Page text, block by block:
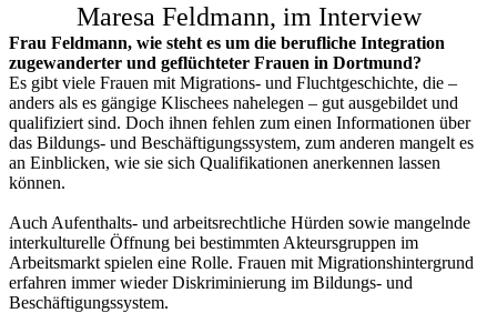
Maresa Feldmann, im Interview
Frau Feldmann, wie steht es um die berufliche Integration
zugewanderter und geflüchteter Frauen in Dortmund?
Es gibt viele Frauen mit Migrations- und Fluchtgeschichte, die –
anders als es gängige Klischees nahelegen – gut ausgebildet und
qualifiziert sind. Doch ihnen fehlen zum einen Informationen über
das Bildungs- und Beschäftigungssystem, zum anderen mangelt es
an Einblicken, wie sie sich Qualifikationen anerkennen lassen
können.
Auch Aufenthalts- und arbeitsrechtliche Hürden sowie mangelnde
interkulturelle Öffnung bei bestimmten Akteursgruppen im
Arbeitsmarkt spielen eine Rolle. Frauen mit Migrationshintergrund
erfahren immer wieder Diskriminierung im Bildungs- und
Beschäftigungssystem.